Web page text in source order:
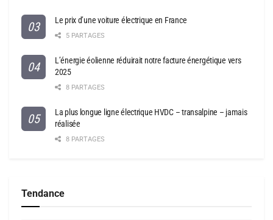
Le prix d’une voiture électrique en France
5 PARTAGES
L’énergie éolienne réduirait notre facture énergétique vers
2025
8 PARTAGES
La plus longue ligne électrique HVDC – transalpine – jamais
réalisée
8 PARTAGES
Tendance